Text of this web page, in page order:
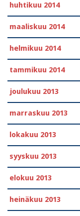
huhtikuu 2014
maaliskuu 2014
helmikuu 2014
tammikuu 2014
joulukuu 2013
marraskuu 2013
lokakuu 2013
syyskuu 2013
elokuu 2013
heinäkuu 2013